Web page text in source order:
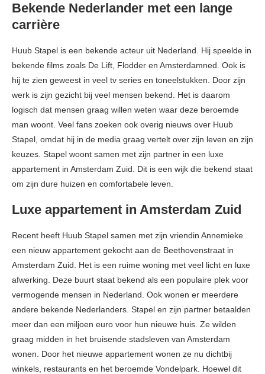
Bekende Nederlander met een lange
carrière
Huub Stapel is een bekende acteur uit Nederland. Hij speelde in
bekende films zoals De Lift, Flodder en Amsterdamned. Ook is
hij te zien geweest in veel tv series en toneelstukken. Door zijn
werk is zijn gezicht bij veel mensen bekend. Het is daarom
logisch dat mensen graag willen weten waar deze beroemde
man woont. Veel fans zoeken ook overig nieuws over Huub
Stapel, omdat hij in de media graag vertelt over zijn leven en zijn
keuzes. Stapel woont samen met zijn partner in een luxe
appartement in Amsterdam Zuid. Dit is een wijk die bekend staat
om zijn dure huizen en comfortabele leven.
Luxe appartement in Amsterdam Zuid
Recent heeft Huub Stapel samen met zijn vriendin Annemieke
een nieuw appartement gekocht aan de Beethovenstraat in
Amsterdam Zuid. Het is een ruime woning met veel licht en luxe
afwerking. Deze buurt staat bekend als een populaire plek voor
vermogende mensen in Nederland. Ook wonen er meerdere
andere bekende Nederlanders. Stapel en zijn partner betaalden
meer dan een miljoen euro voor hun nieuwe huis. Ze wilden
graag midden in het bruisende stadsleven van Amsterdam
wonen. Door het nieuwe appartement wonen ze nu dichtbij
winkels, restaurants en het beroemde Vondelpark. Hoewel dit